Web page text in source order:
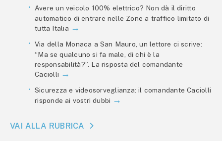
Avere un veicolo 100% elettrico? Non dà il diritto
automatico di entrare nelle Zone a traffico limitato di
tutta Italia
Via della Monaca a San Mauro, un lettore ci scrive:
“Ma se qualcuno si fa male, di chi è la
responsabilità?”. La risposta del comandante
Caciolli
Sicurezza e videosorveglianza: il comandante Caciolli
risponde ai vostri dubbi
VAI ALLA RUBRICA